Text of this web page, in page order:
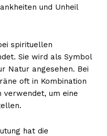
und Unheil
spirituellen
Sie wird als Symbol
Natur angesehen. Bei
oft in Kombination
verwendet, um eine
hat die